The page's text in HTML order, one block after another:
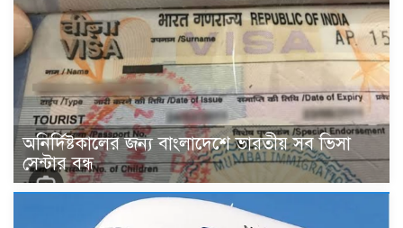
অনির্দিষ্টকালের জন্য বাংলাদেশে ভারতীয় সব ভিসা
সেন্টার বন্ধ